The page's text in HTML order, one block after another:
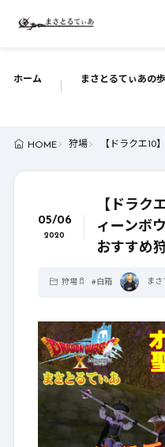
ホーム まさとるてぃあの
HOME 狩場 【ドラクエ10
05/06
2020
【ドラク
ィーンボ
おすすめ
狩場 # 白箱 まさ